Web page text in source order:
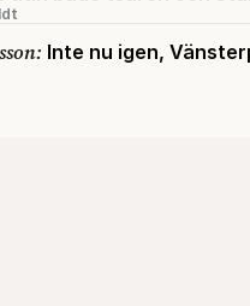
Inte nu igen,